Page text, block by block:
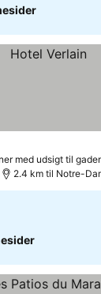
med udsigt til
2.4 km til Notre-